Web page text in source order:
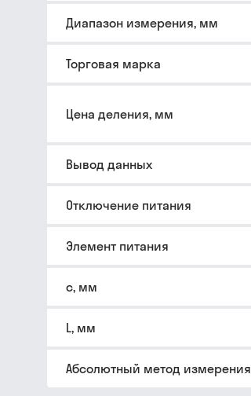
Диапазон измерения, мм
Торговая марка
Цена деления, мм
Вывод данных
Отключение питания
Элемент питания
c, мм
L, мм
Абсолютный метод измерения